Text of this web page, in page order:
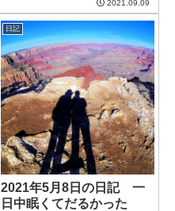
時々明るくはなるし、雨は降ら
ないのだけど、肌寒いほど涼し
い。再び暑くなるのは金曜から
になったらしい。これだけ涼し
いのに慣れてしま...
2021.09.09
日記
2021年5月8日の日記 一
日中眠くてだるかった